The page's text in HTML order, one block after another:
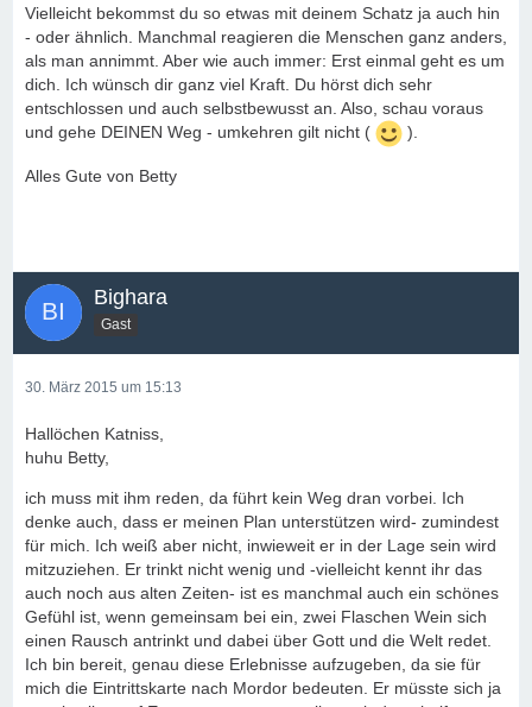
Vielleicht bekommst du so etwas mit deinem Schatz ja auch hin
- oder ähnlich. Manchmal reagieren die Menschen ganz anders,
als man annimmt. Aber wie auch immer: Erst einmal geht es um
dich. Ich wünsch dir ganz viel Kraft. Du hörst dich sehr
entschlossen und auch selbstbewusst an. Also, schau voraus
und gehe DEINEN Weg - umkehren gilt nicht (
).
Alles Gute von Betty
Bighara
Gast
30. März 2015 um 15:13
Hallöchen Katniss,
huhu Betty,
ich muss mit ihm reden, da führt kein Weg dran vorbei. Ich
denke auch, dass er meinen Plan unterstützen wird- zumindest
für mich. Ich weiß aber nicht, inwieweit er in der Lage sein wird
mitzuziehen. Er trinkt nicht wenig und -vielleicht kennt ihr das
auch noch aus alten Zeiten- ist es manchmal auch ein schönes
Gefühl ist, wenn gemeinsam bei ein, zwei Flaschen Wein sich
einen Rausch antrinkt und dabei über Gott und die Welt redet.
Ich bin bereit, genau diese Erlebnisse aufzugeben, da sie für
mich die Eintrittskarte nach Mordor bedeuten. Er müsste sich ja